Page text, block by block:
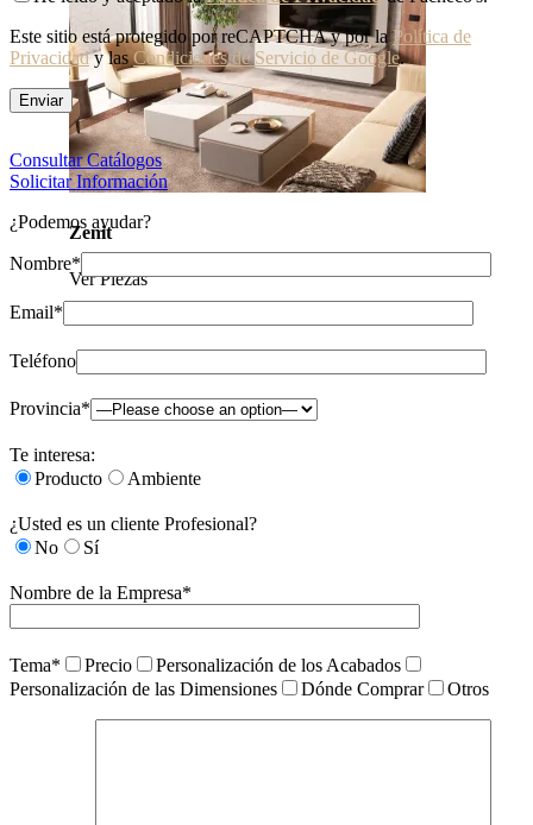
Zenit
Ver Piezas
Este sitio está protegido por reCAPTCHA y por laPolítica de
Privacidady lasCondiciones de Servicio de Google.
Consultar Catálogos
Solicitar Información
¿Podemos ayudar?
Nombre*
Email*
Teléfono
Provincia*
Te interesa:
Producto
Ambiente
¿Usted es un cliente Profesional?
No
Sí
Nombre de la Empresa*
Tema* Precio
Personalización de los Acabados
Personalización de las Dimensiones
Dónde Comprar Otros